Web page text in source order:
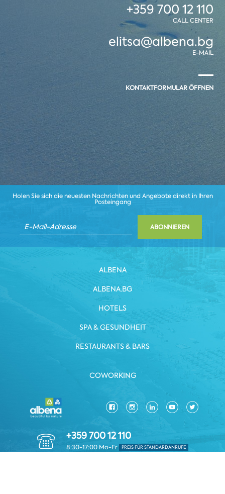
+359 700 12 110
CALL CENTER
elitsa@albena.bg
E-MAIL
KONTAKTFORMULAR ÖFFNEN
Holen Sie sich die neuesten Nachrichten und Angebote direkt in Ihren
Posteingang
ABONNIEREN
ALBENA
ALBENA.BG
HOTELS
SPA & GESUNDHEIT
RESTAURANTS & BARS
COWORKING
+359 700 12 110
8:30-17:00 Mo-Fr PREIS FÜR STANDARDANRUFE